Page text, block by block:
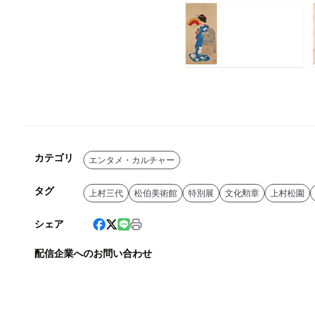
カテゴリ エンタメ・カルチャー
タグ 上村三代 松伯美術館 特別展 文化勲章 上村松園
シェア
配信企業へのお問い合わせ